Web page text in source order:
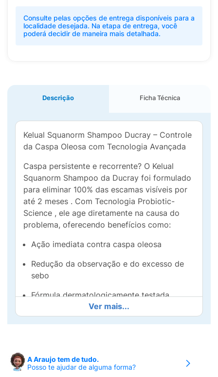
Consulte pelas opções de entrega disponíveis para a
localidade desejada. Na etapa de entrega, você
poderá decidir de maneira mais detalhada.
Descrição Ficha Técnica
Kelual Squanorm Shampoo Ducray – Controle
da Caspa Oleosa com Tecnologia Avançada
Caspa persistente e recorrente? O Kelual
Squanorm Shampoo da Ducray foi formulado
para eliminar 100% das escamas visíveis por
até 2 meses . Com Tecnologia Probiotic-
Science , ele age diretamente na causa do
problema, oferecendo benefícios como:
Ação imediata contra caspa oleosa
Redução da observação e do excesso de
sebo
Fórmula dermatologicamente testada ,
garantindo eficácia e segurança
Ideal para quem busca cuidados
Experimente agora e sinta a leveza de um
couro cabeludo saudável!
Ver mais...
A Araujo tem de tudo.
Posso te ajudar de alguma forma?